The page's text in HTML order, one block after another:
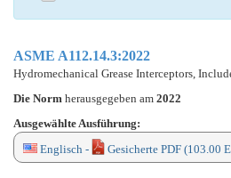
ASME A112.14.3:2022
Hydromechanical Grease Interceptors,
Die Norm herausgegeben am 2022
Ausgewählte Ausführung:
Englisch -
Gesicherte PDF (103.00